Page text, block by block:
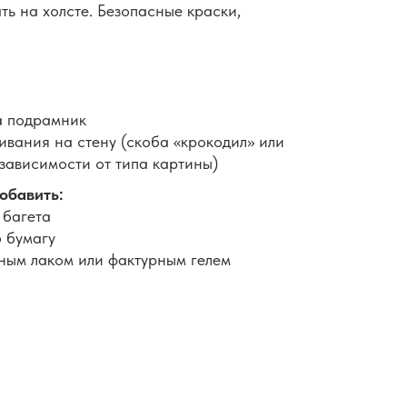
на холсте. Безопасные краски,
подрамник
на стену (скоба «крокодил» или
от типа картины)
бумагу
лаком или фактурным гелем